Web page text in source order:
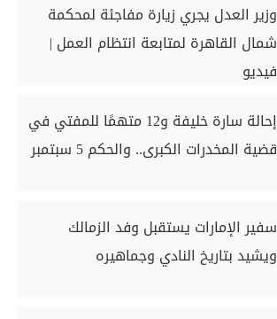
وزير العدل يجري زيارة مفاجئة لمحكمة
شمال القاهرة لمتابعة انتظام العمل |
فيديو
إحالة سارة خليفة و12 متهمًا للمفتي في
قضية المخدرات الكبرى.. والحكم 5 سبتمبر
سفير الإمارات يستقبل وفد الزمالك
ويشيد بتاريخ النادي وجماهيره